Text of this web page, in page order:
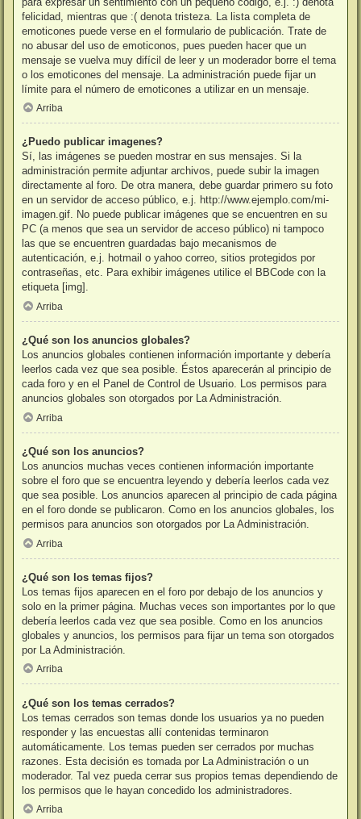
felicidad, mientras que :( denota tristeza. La lista completa de
emoticones puede verse en el formulario de publicación. Trate de
no abusar del uso de emoticonos, pues pueden hacer que un
mensaje se vuelva muy difícil de leer y un moderador borre el tema
o los emoticones del mensaje. La administración puede fijar un
límite para el número de emoticones a utilizar en un mensaje.
Arriba
¿Puedo publicar imagenes?
Sí, las imágenes se pueden mostrar en sus mensajes. Si la
administración permite adjuntar archivos, puede subir la imagen
directamente al foro. De otra manera, debe guardar primero su foto
en un servidor de acceso público, e.j. http://www.ejemplo.com/mi-
imagen.gif. No puede publicar imágenes que se encuentren en su
PC (a menos que sea un servidor de acceso público) ni tampoco
las que se encuentren guardadas bajo mecanismos de
autenticación, e.j. hotmail o yahoo correo, sitios protegidos por
contraseñas, etc. Para exhibir imágenes utilice el BBCode con la
etiqueta [img].
Arriba
¿Qué son los anuncios globales?
Los anuncios globales contienen información importante y debería
leerlos cada vez que sea posible. Éstos aparecerán al principio de
cada foro y en el Panel de Control de Usuario. Los permisos para
anuncios globales son otorgados por La Administración.
Arriba
¿Qué son los anuncios?
Los anuncios muchas veces contienen información importante
sobre el foro que se encuentra leyendo y debería leerlos cada vez
que sea posible. Los anuncios aparecen al principio de cada página
en el foro donde se publicaron. Como en los anuncios globales, los
permisos para anuncios son otorgados por La Administración.
Arriba
¿Qué son los temas fijos?
Los temas fijos aparecen en el foro por debajo de los anuncios y
solo en la primer página. Muchas veces son importantes por lo que
debería leerlos cada vez que sea posible. Como en los anuncios
globales y anuncios, los permisos para fijar un tema son otorgados
por La Administración.
Arriba
¿Qué son los temas cerrados?
Los temas cerrados son temas donde los usuarios ya no pueden
responder y las encuestas allí contenidas terminaron
automáticamente. Los temas pueden ser cerrados por muchas
razones. Esta decisión es tomada por La Administración o un
moderador. Tal vez pueda cerrar sus propios temas dependiendo de
los permisos que le hayan concedido los administradores.
Arriba